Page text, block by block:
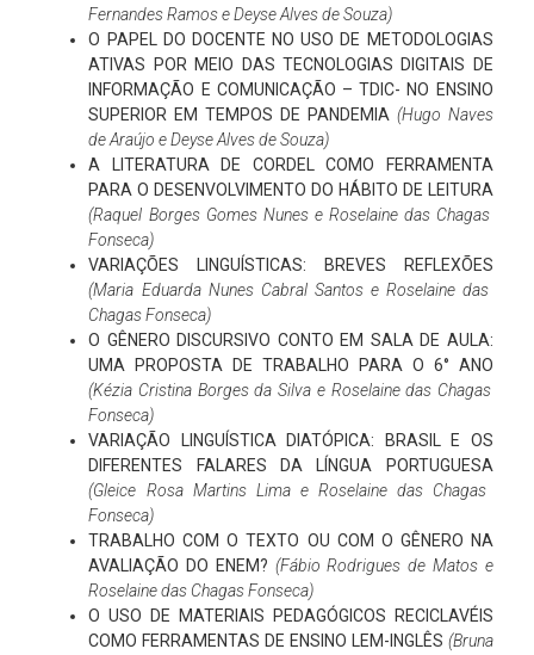
Fernandes Ramos e Deyse Alves de Souza)
O PAPEL DO DOCENTE NO USO DE METODOLOGIAS
ATIVAS POR MEIO DAS TECNOLOGIAS DIGITAIS DE
INFORMAÇÃO E COMUNICAÇÃO – TDIC- NO ENSINO
SUPERIOR EM TEMPOS DE PANDEMIA (Hugo Naves
de Araújo e Deyse Alves de Souza)
A LITERATURA DE CORDEL COMO FERRAMENTA
PARA O DESENVOLVIMENTO DO HÁBITO DE LEITURA
(Raquel Borges Gomes Nunes e Roselaine das Chagas
Fonseca)
VARIAÇÕES LINGUÍSTICAS: BREVES REFLEXÕES
(Maria Eduarda Nunes Cabral Santos e Roselaine das
Chagas Fonseca)
O GÊNERO DISCURSIVO CONTO EM SALA DE AULA:
UMA PROPOSTA DE TRABALHO PARA O 6° ANO
(Kézia Cristina Borges da Silva e Roselaine das Chagas
Fonseca)
VARIAÇÃO LINGUÍSTICA DIATÓPICA: BRASIL E OS
DIFERENTES FALARES DA LÍNGUA PORTUGUESA
(Gleice Rosa Martins Lima e Roselaine das Chagas
Fonseca)
TRABALHO COM O TEXTO OU COM O GÊNERO NA
AVALIAÇÃO DO ENEM? (Fábio Rodrigues de Matos e
Roselaine das Chagas Fonseca)
O USO DE MATERIAIS PEDAGÓGICOS RECICLAVÉIS
COMO FERRAMENTAS DE ENSINO LEM-INGLÊS (Bruna